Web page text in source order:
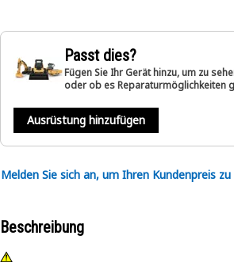
Passt dies?
Fügen Sie Ihr Gerät hinzu, um zu
oder ob es Reparaturmöglichkeiten
Ausrüstung hinzufügen
Melden Sie sich an, um Ihren Kundenpreis zu
Beschreibung